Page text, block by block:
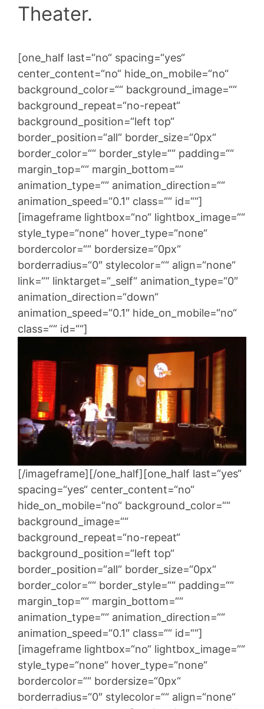
Theater.
[one_half last=“no“ spacing=“yes“
center_content=“no“ hide_on_mobile=“no“
background_color=““ background_image=““
background_repeat=“no-repeat“
background_position=“left top“
border_position=“all“ border_size=“0px“
border_color=““ border_style=““ padding=““
margin_top=““ margin_bottom=““
animation_type=““ animation_direction=““
animation_speed=“0.1″ class=““ id=““]
[imageframe lightbox=“no“ lightbox_image=““
style_type=“none“ hover_type=“none“
bordercolor=““ bordersize=“0px“
borderradius=“0″ stylecolor=““ align=“none“
link=““ linktarget=“_self“ animation_type=“0″
animation_direction=“down“
animation_speed=“0.1″ hide_on_mobile=“no“
class=““ id=““]
[/imageframe][/one_half][one_half last=“yes“
spacing=“yes“ center_content=“no“
hide_on_mobile=“no“ background_color=““
background_image=““
background_repeat=“no-repeat“
background_position=“left top“
border_position=“all“ border_size=“0px“
border_color=““ border_style=““ padding=““
margin_top=““ margin_bottom=““
animation_type=““ animation_direction=““
animation_speed=“0.1″ class=““ id=““]
[imageframe lightbox=“no“ lightbox_image=““
style_type=“none“ hover_type=“none“
bordercolor=““ bordersize=“0px“
borderradius=“0″ stylecolor=““ align=“none“